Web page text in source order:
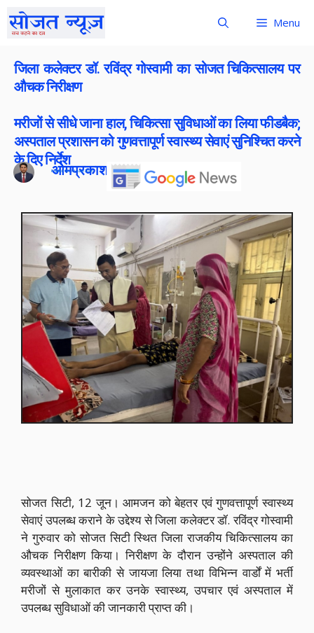
Menu
जिला कलेक्टर डॉ. रविंद्र गोस्वामी का सोजत चिकित्सालय पर
औचक निरीक्षण
मरीजों से सीधे जाना हाल, चिकित्सा सुविधाओं का लिया फीडबैक;
अस्पताल प्रशासन को गुणवत्तापूर्ण स्वास्थ्य सेवाएं सुनिश्चित करने
के दिए निर्देश
ओमप्रकाश बोराना
Publish On: 13 June 2026
सोजत सिटी, 12 जून। आमजन को बेहतर एवं गुणवत्तापूर्ण स्वास्थ्य
सेवाएं उपलब्ध कराने के उद्देश्य से जिला कलेक्टर डॉ. रविंद्र गोस्वामी
ने गुरुवार को सोजत सिटी स्थित जिला राजकीय चिकित्सालय का
औचक निरीक्षण किया। निरीक्षण के दौरान उन्होंने अस्पताल की
व्यवस्थाओं का बारीकी से जायजा लिया तथा विभिन्न वार्डों में भर्ती
मरीजों से मुलाकात कर उनके स्वास्थ्य, उपचार एवं अस्पताल में
उपलब्ध सुविधाओं की जानकारी प्राप्त की।